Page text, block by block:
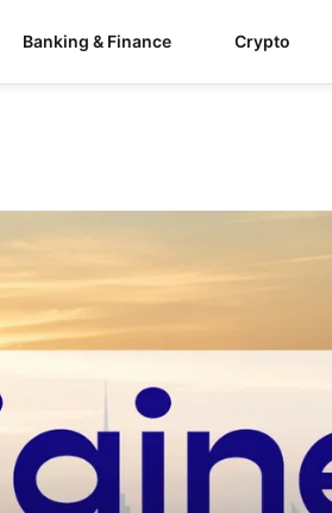
Banking & Finance Crypto